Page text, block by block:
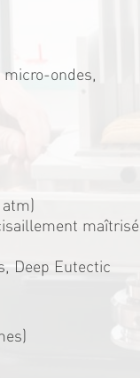
ondes,
maîtrisé
Deep Eutectic